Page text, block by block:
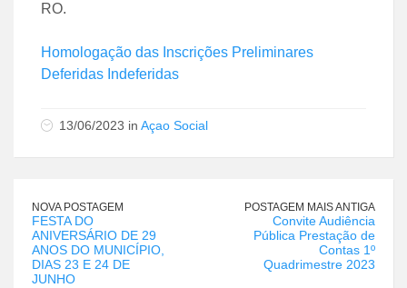
RO.
Homologação das Inscrições Preliminares
Deferidas Indeferidas
13/06/2023 in Açao Social
NOVA POSTAGEM
FESTA DO
ANIVERSÁRIO DE 29
ANOS DO MUNICÍPIO,
DIAS 23 E 24 DE
JUNHO
POSTAGEM MAIS ANTIGA
Convite Audiência
Pública Prestação de
Contas 1º
Quadrimestre 2023